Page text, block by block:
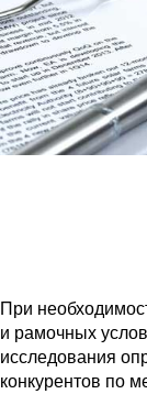
При
и рамочных
исследования
конкурентов по